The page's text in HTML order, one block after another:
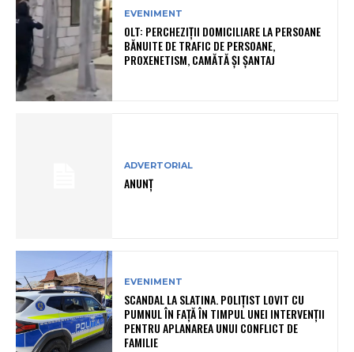
EVENIMENT
OLT: PERCHEZIŢII DOMICILIARE LA PERSOANE
BĂNUITE DE TRAFIC DE PERSOANE,
PROXENETISM, CAMĂTĂ ŞI ŞANTAJ
ADVERTORIAL
ANUNȚ
EVENIMENT
SCANDAL LA SLATINA. POLIȚIST LOVIT CU
PUMNUL ÎN FAȚĂ ÎN TIMPUL UNEI INTERVENȚII
PENTRU APLANAREA UNUI CONFLICT DE
FAMILIE